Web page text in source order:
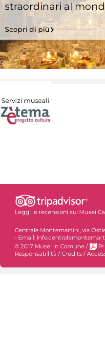
straordinari al
Scopri di più
Servizi museali
Leggi le recensioni su: Musei
Centrale Montemartini, via
- Email:
© 2017 Musei in Comune /
Responsabilità / Credits /